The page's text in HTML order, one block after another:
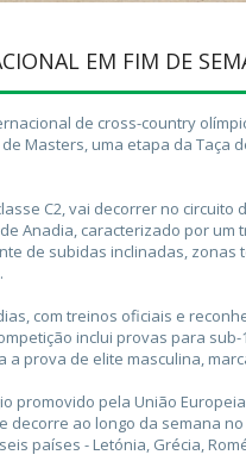
EM FIM DE
de cross-country
Masters, uma etapa da Taça
C2, vai decorrer no
Anadia, caracterizado por
de subidas inclinadas, zonas
com treinos oficiais e
inclui provas para
a prova de elite masculina,
promovido pela União
decorre ao longo da semana
países - Letónia, Grécia,